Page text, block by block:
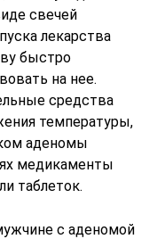
свечей
лекарства
быстро
на нее.
средства
температуры,
аденомы
медикаменты
таблеток.
с аденомой